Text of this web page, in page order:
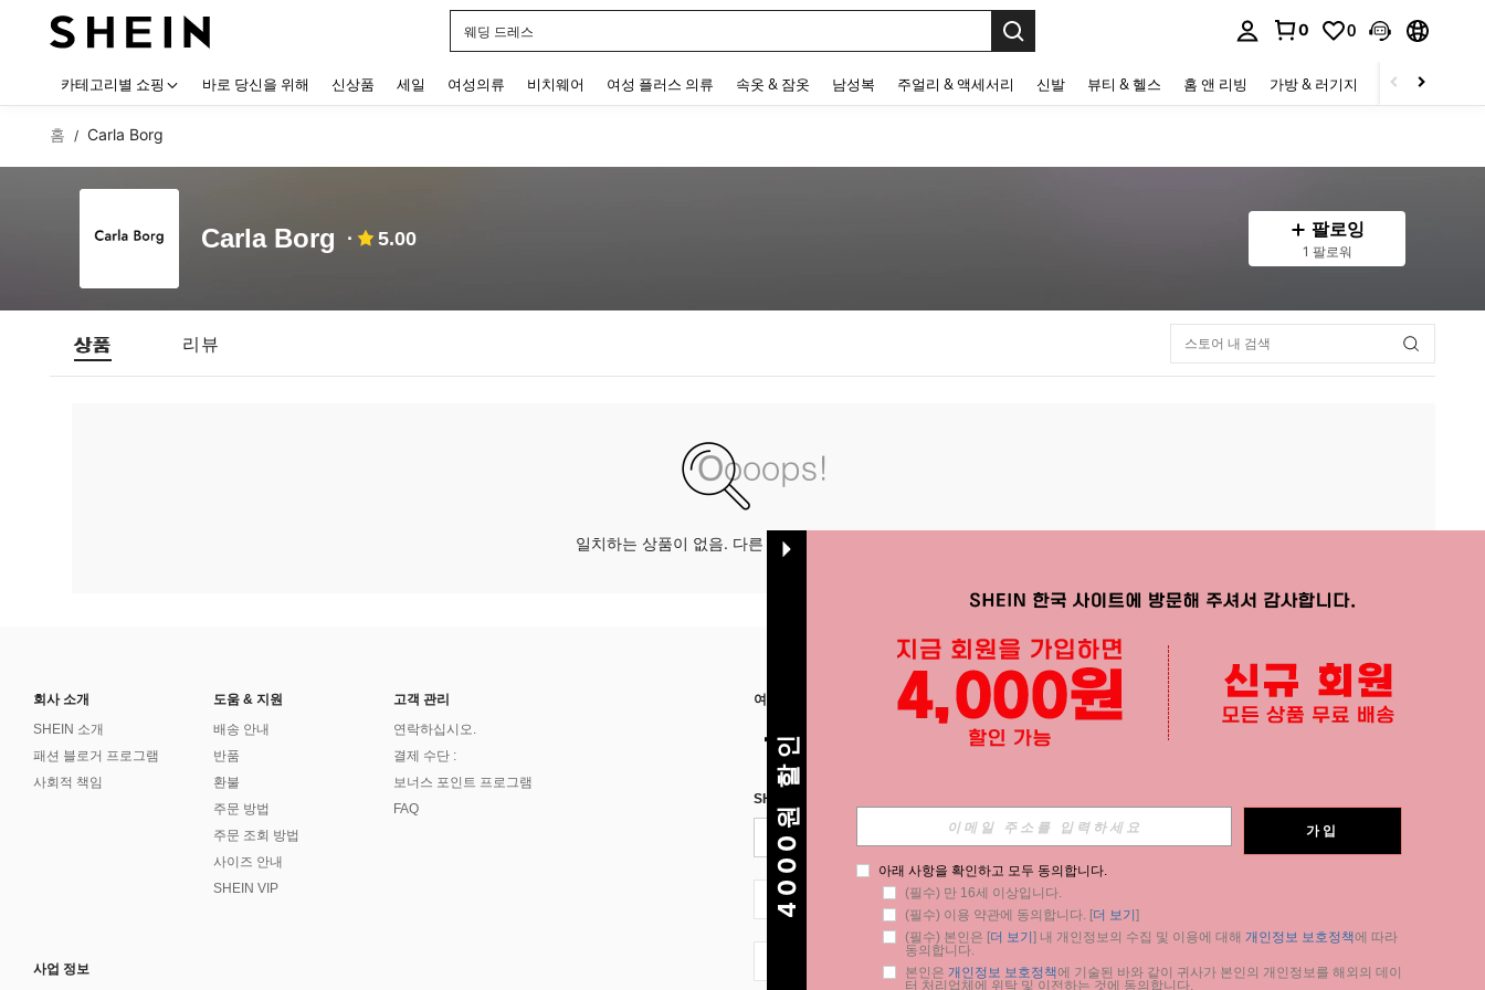
웨딩 드레스
0 0
카테고리별 쇼핑 바로 당신을 위해 신상품 세일 여성의류 비치웨어 여성 플러스 의류 속옷 & 잠옷 남성복 주얼리 & 액세서리 신발 뷰티 & 헬스 홈 앤 리빙 가방 & 러기지 스포츠 & 아웃
홈 / Carla Borg
Carla Borg 5.00 팔로잉
1 팔로워
상품 리뷰
일치하는 상품이 없음. 다른 옵션으로 시도하십시오.
회사 소개
SHEIN 소개
패션 블로거 프로그램
사회적 책임
도움 & 지원
배송 안내
반품
환불
주문 방법
주문 조회 방법
사이즈 안내
SHEIN VIP
고객 관리
연락하십시오.
결제 수단 :
보너스 포인트 프로그램
FAQ
사업 정보
여기에서 저희를 찾아주세요 APP
SHEIN STYLE NEWS에 등록하세요.
KR + 82
4000원 할인 가입
아래 사항을 확인하고 모두 동의합니다.
(필수) 만 16세 이상입니다.
(필수) 이용 약관에 동의합니다. [더 보기 ]
(필수) 본인은 [더 보기 ] 내 개인정보의 수집 및 이용에 대해 개인정보 보호정책에 따라
동의합니다.
본인은 개인정보 보호정책에 기술된 바와 같이 귀사가 본인의 개인정보를 해외의 데이
터 처리업체에 위탁 및 이전하는 것에 동의합니다.